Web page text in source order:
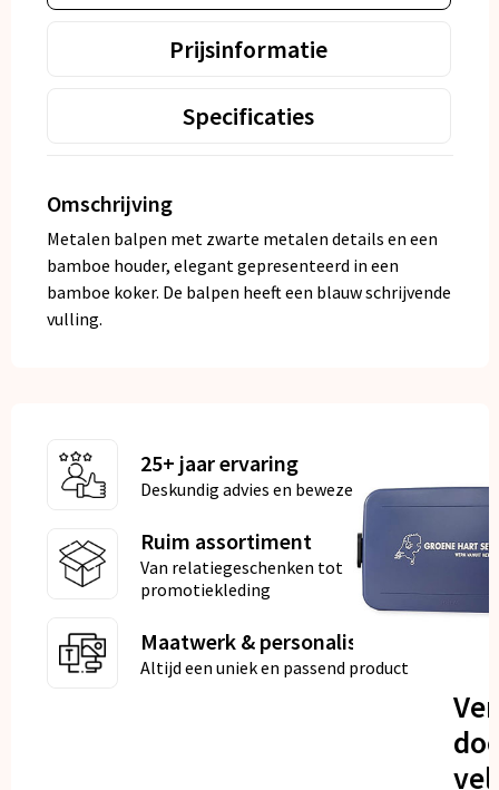
Prijsinformatie
Specificaties
Omschrijving
Metalen balpen met zwarte metalen details en een
bamboe houder, elegant gepresenteerd in een
bamboe koker. De balpen heeft een blauw schrijvende
vulling.
25+ jaar ervaring
Deskundig advies en bewezen kwaliteit
Ruim assortiment
Van relatiegeschenken tot
promotiekleding
Maatwerk & personalisatie
Altijd een uniek en passend product